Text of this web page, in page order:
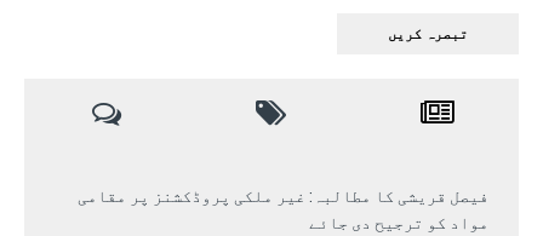
فیصل قریشی کا مطالبہ: غیر ملکی پروڈکشنز پر مقامی
مواد کو ترجیح دی جائے